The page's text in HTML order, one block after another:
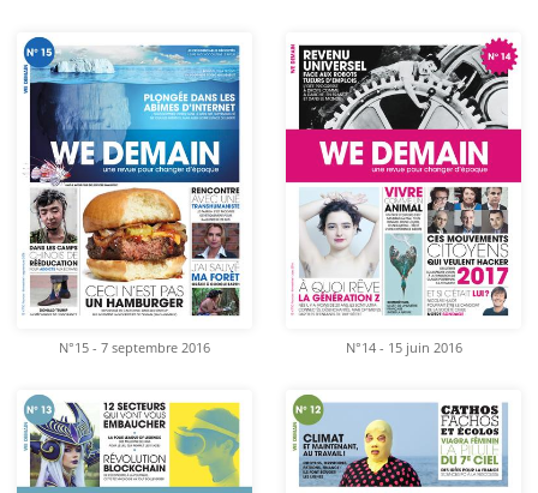
N°15 - 7 septembre 2016 N°14 - 15 juin 2016